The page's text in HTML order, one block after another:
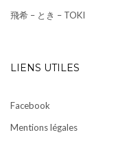
飛希 – とき – TOKI
LIENS UTILES
Facebook
Mentions légales